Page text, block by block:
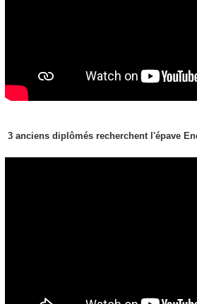
3 anciens diplômés recherchent l'épave